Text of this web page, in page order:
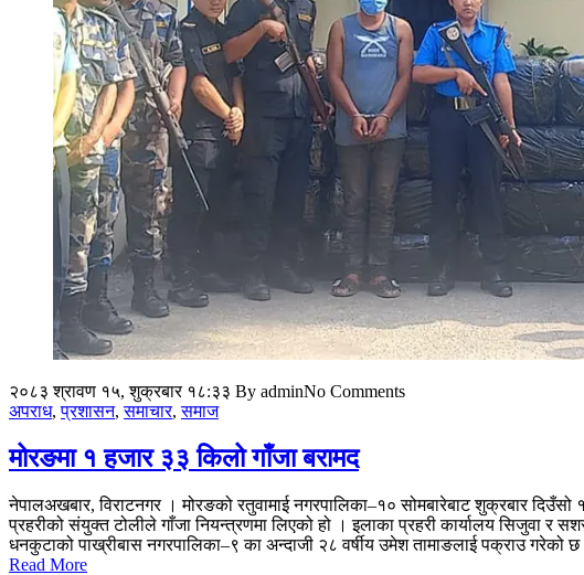
२०८३ श्रावण १५, शुक्रबार १८:३३ By adminNo Comments
अपराध,प्रशासन,समाचार,समाज
मोरङमा १ हजार ३३ किलो गाँजा बरामद
नेपालअखबार, विराटनगर । मोरङको रतुवामाई नगरपालिका–१० सोमबारेबाट शुक्रबार
प्रहरीको संयुक्त टोलीले गाँजा नियन्त्रणमा लिएको हो । इलाका प्रहरी कार्यालय सिजुवा र
धनकुटाको पाख्रीबास नगरपालिका–९ का अन्दाजी २८ वर्षीय उमेश तामाङलाई पक्राउ गरेको
Read More